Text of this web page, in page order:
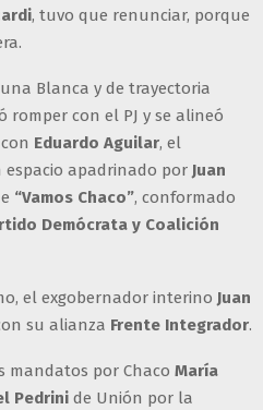
, tuvo que renunciar, porque
Blanca y de trayectoria
romper con el PJ y se alineó
Eduardo Aguilar, el
apadrinado por Juan
“Vamos Chaco”, conformado
Demócrata y Coalición
el exgobernador interino Juan
su alianza Frente Integrador.
mandatos por Chaco María
Pedrini de Unión por la